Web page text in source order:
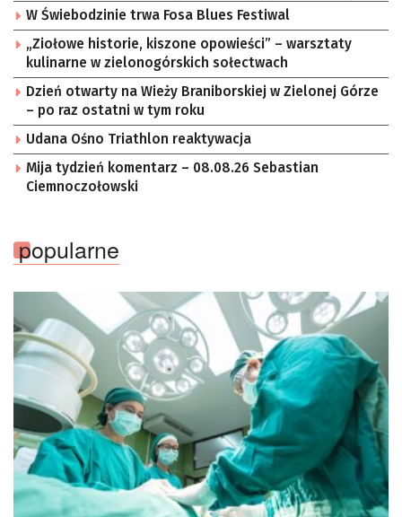
W Świebodzinie trwa Fosa Blues Festiwal
„Ziołowe historie, kiszone opowieści” – warsztaty
kulinarne w zielonogórskich sołectwach
Dzień otwarty na Wieży Braniborskiej w Zielonej Górze
– po raz ostatni w tym roku
Udana Ośno Triathlon reaktywacja
Mija tydzień komentarz – 08.08.26 Sebastian
Ciemnoczołowski
popularne